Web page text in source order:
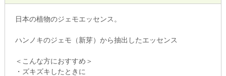
日本の植物のジェモエッセンス。
ハンノキのジェモ（新芽）から抽出したエッセンス
＜こんな方におすすめ＞
・ズキズキしたときに